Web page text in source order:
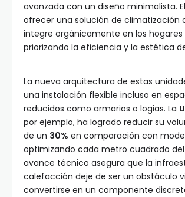
avanzada con un diseño minimalista.
ofrecer una solución de climatización
integre orgánicamente en los hogares
priorizando la eficiencia y la estética
La nueva arquitectura de estas
una instalación flexible incluso en
reducidos como armarios o logias. La
por ejemplo, ha logrado reducir su
de un 30% en comparación con
optimizando cada metro cuadrado del
avance técnico asegura que la
calefacción deje de ser un obstáculo
convertirse en un componente